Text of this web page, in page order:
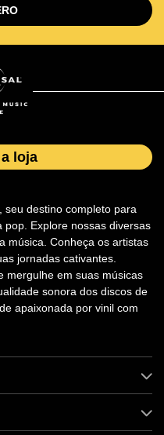
loja
seu destino completo para
Explore nossas diversas
música. Conheça os artistas
jornadas cativantes.
mergulhe em suas músicas
sonora dos discos de
apaixonada por vinil com